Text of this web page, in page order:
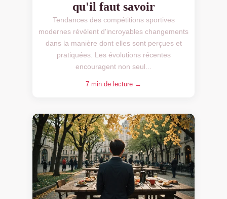
qu'il faut savoir
Tendances des compétitions sportives
modernes révèlent d'incroyables changements
dans la manière dont elles sont perçues et
pratiquées. Les évolutions récentes
encouragent non seul...
7 min de lecture →